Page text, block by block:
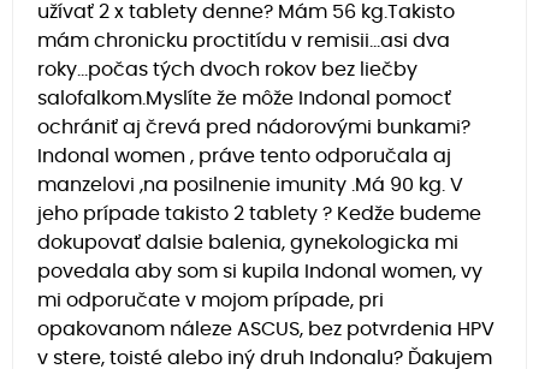
užívať 2 x tablety denne? Mám 56 kg.Takisto
mám chronicku proctitídu v remisii…asi dva
roky…počas tých dvoch rokov bez liečby
salofalkom.Myslíte že môže Indonal pomocť
ochrániť aj črevá pred nádorovými bunkami?
Indonal women , práve tento odporučala aj
manzelovi ,na posilnenie imunity .Má 90 kg. V
jeho prípade takisto 2 tablety ? Kedže budeme
dokupovať dalsie balenia, gynekologicka mi
povedala aby som si kupila Indonal women, vy
mi odporučate v mojom prípade, pri
opakovanom náleze ASCUS, bez potvrdenia HPV
v stere, toisté alebo iný druh Indonalu? Ďakujem